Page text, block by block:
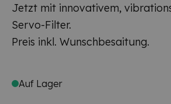
Jetzt mit innovativem,
Servo-Filter.
Preis inkl. Wunschbesaitung.
Auf Lager